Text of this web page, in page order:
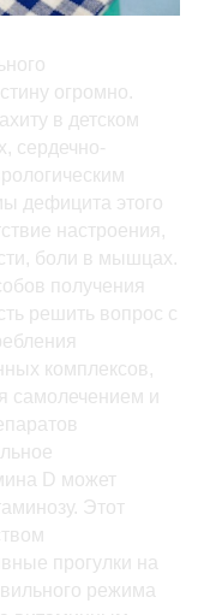
огромно.
в детском
сердечно-
дефицита этого
настроения,
боли в мышцах.
получения
решить вопрос с
комплексов,
самолечением и
D может
Этот
прогулки на
режима